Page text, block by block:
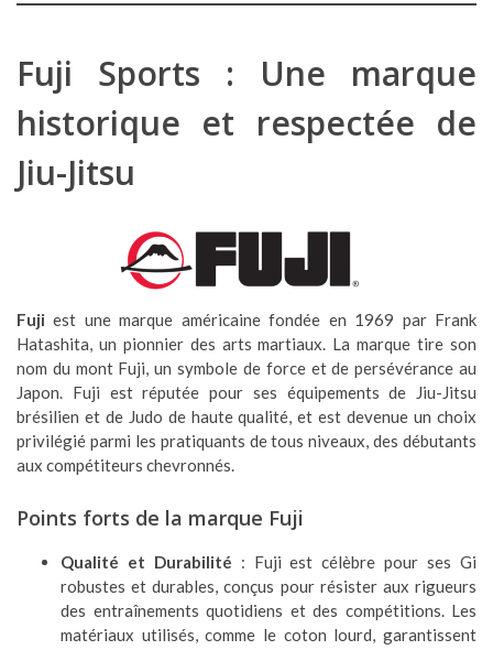
Fuji Sports : Une marque
historique et respectée de
Jiu-Jitsu
Fuji est une marque américaine fondée en 1969 par Frank
Hatashita, un pionnier des arts martiaux. La marque tire son
nom du mont Fuji, un symbole de force et de persévérance au
Japon. Fuji est réputée pour ses équipements de Jiu-Jitsu
brésilien et de Judo de haute qualité, et est devenue un choix
privilégié parmi les pratiquants de tous niveaux, des débutants
aux compétiteurs chevronnés.
Points forts de la marque Fuji
Qualité et Durabilité : Fuji est célèbre pour ses Gi
robustes et durables, conçus pour résister aux rigueurs
des entraînements quotidiens et des compétitions. Les
matériaux utilisés, comme le coton lourd, garantissent